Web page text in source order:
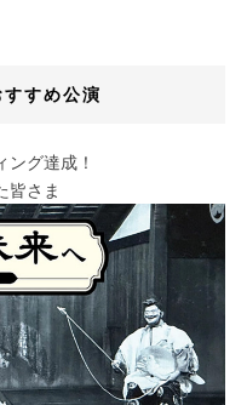
すめ公演
ング達成！
皆さま